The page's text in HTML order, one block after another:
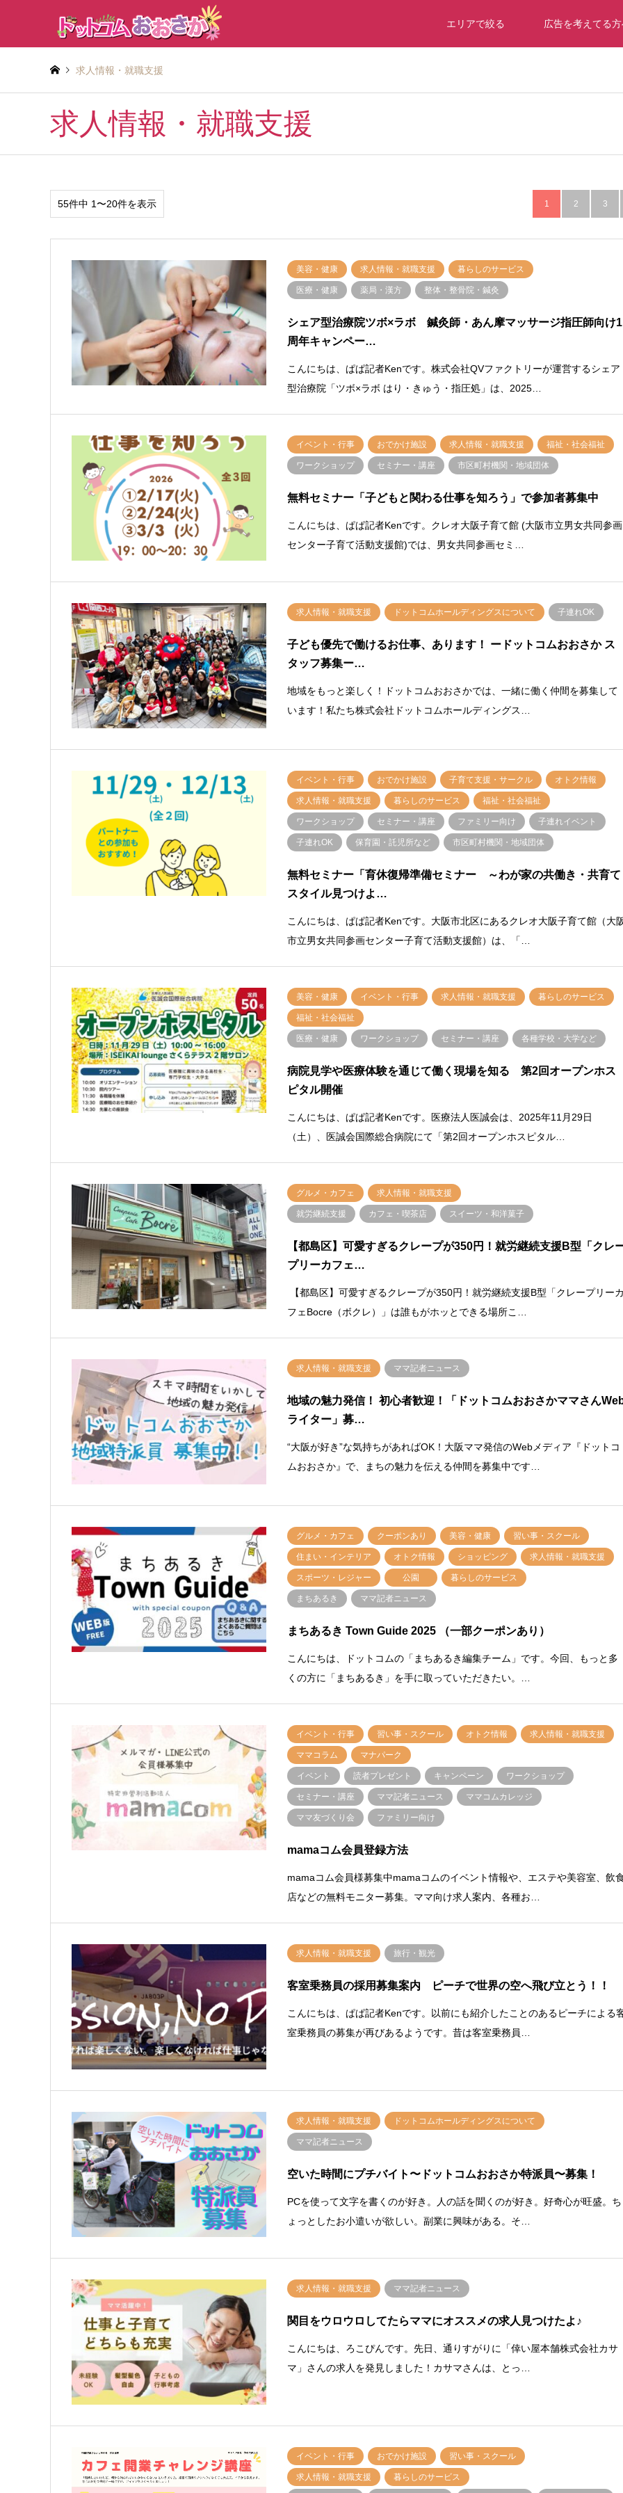
エリアで絞る 広告を考えてる
求人情報・就職支援
求人情報・就職支援
55件中 1〜20件を表示 1 2 3
美容・健康 求人情報・就職支援 暮らしのサービス
医療・健康 薬局・漢方 整体・整骨院・鍼灸
シェア型治療院ツボ×ラボ 鍼灸師・あん摩マッサージ指圧師向け1
周年キャンペー…
こんにちは、ぱぱ記者Kenです。株式会社QVファクトリーが運営するシェア
型治療院「ツボ×ラボ はり・きゅう・指圧処」は、2025…
イベント・行事 おでかけ施設 求人情報・就職支援 福祉・社会福祉
ワークショップ セミナー・講座 市区町村機関・地域団体
無料セミナー「子どもと関わる仕事を知ろう」で参加者募集中
こんにちは、ぱぱ記者Kenです。クレオ大阪子育て館 (大阪市立男女共同参画
センター子育て活動支援館)では、男女共同参画セミ…
求人情報・就職支援 ドットコムホールディングスについて 子連れOK
子ども優先で働けるお仕事、あります！ ードットコムおおさか ス
タッフ募集ー…
地域をもっと楽しく！ドットコムおおさかでは、一緒に働く仲間を募集して
います！私たち株式会社ドットコムホールディングス…
イベント・行事 おでかけ施設 子育て支援・サークル オトク情報
求人情報・就職支援 暮らしのサービス 福祉・社会福祉
ワークショップ セミナー・講座 ファミリー向け 子連れイベント
子連れOK 保育園・託児所など 市区町村機関・地域団体
無料セミナー「育休復帰準備セミナー ～わが家の共働き・共育て
スタイル見つけよ…
こんにちは、ぱぱ記者Kenです。大阪市北区にあるクレオ大阪子育て館（大
市立男女共同参画センター子育て活動支援館）は、「…
美容・健康 イベント・行事 求人情報・就職支援 暮らしのサービス
福祉・社会福祉
医療・健康 ワークショップ セミナー・講座 各種学校・大学など
病院見学や医療体験を通じて働く現場を知る 第2回オープンホス
ピタル開催
こんにちは、ぱぱ記者Kenです。医療法人医誠会は、2025年11月29日
（土）、医誠会国際総合病院にて「第2回オープンホスピタル…
グルメ・カフェ 求人情報・就職支援
就労継続支援 カフェ・喫茶店 スイーツ・和洋菓子
【都島区】可愛すぎるクレープが350円！就労継続支援B型「クレ
プリーカフェ…
【都島区】可愛すぎるクレープが350円！就労継続支援B型「クレープリー
フェBocre（ボクレ）」は誰もがホッとできる場所こ…
求人情報・就職支援 ママ記者ニュース
地域の魅力発信！ 初心者歓迎！「ドットコムおおさかママさん
ライター」募…
“大阪が好き”な気持ちがあればOK！大阪ママ発信のWebメディア『ドットコ
ムおおさか』で、まちの魅力を伝える仲間を募集中です…
グルメ・カフェ クーポンあり 美容・健康 習い事・スクール
住まい・インテリア オトク情報 ショッピング 求人情報・就職支援
スポーツ・レジャー 公園 暮らしのサービス
まちあるき ママ記者ニュース
まちあるき Town Guide 2025 （一部クーポンあり）
こんにちは、ドットコムの「まちあるき編集チーム」です。今回、もっと多
くの方に「まちあるき」を手に取っていただきたい。…
イベント・行事 習い事・スクール オトク情報 求人情報・就職支援
ママコラム マナパーク
イベント 読者プレゼント キャンペーン ワークショップ
セミナー・講座 ママ記者ニュース ママコムカレッジ
ママ友づくり会 ファミリー向け
mamaコム会員登録方法
mamaコム会員様募集中mamaコムのイベント情報や、エステや美容室、飲
店などの無料モニター募集。ママ向け求人案内、各種お…
求人情報・就職支援 旅行・観光
客室乗務員の採用募集案内 ピーチで世界の空へ飛び立とう！！
こんにちは、ぱぱ記者Kenです。以前にも紹介したことのあるピーチによる
室乗務員の募集が再びあるようです。昔は客室乗務員…
求人情報・就職支援 ドットコムホールディングスについて
ママ記者ニュース
空いた時間にプチバイト〜ドットコムおおさか特派員〜募集！
PCを使って文字を書くのが好き。人の話を聞くのが好き。好奇心が旺盛。ち
ょっとしたお小遣いが欲しい。副業に興味がある。そ…
求人情報・就職支援 ママ記者ニュース
関目をウロウロしてたらママにオススメの求人見つけたよ♪
こんにちは、ろこぴんです。先日、通りすがりに「倖い屋本舗株式会社カサ
マ」さんの求人を発見しました！カサマさんは、とっ…
イベント・行事 おでかけ施設 習い事・スクール
求人情報・就職支援 暮らしのサービス